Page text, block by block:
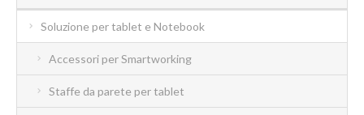
Soluzione per tablet e Notebook
Accessori per Smartworking
Staffe da parete per tablet